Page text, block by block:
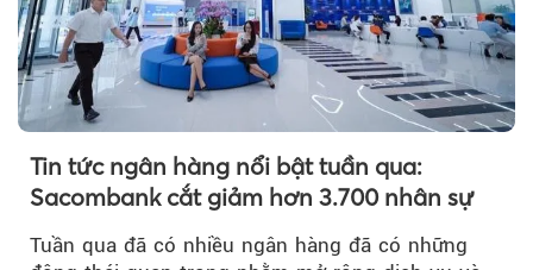
Tin tức ngân hàng nổi bật tuần qua:
Sacombank cắt giảm hơn 3.700 nhân sự
Tuần qua đã có nhiều ngân hàng đã có những